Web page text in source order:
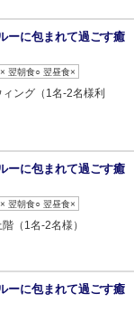
ーに包まれて過ごす癒
翌朝食○ 翌昼食×
ング（1名‐2名様利
ーに包まれて過ごす癒
翌朝食○ 翌昼食×
（1名‐2名様）
ーに包まれて過ごす癒